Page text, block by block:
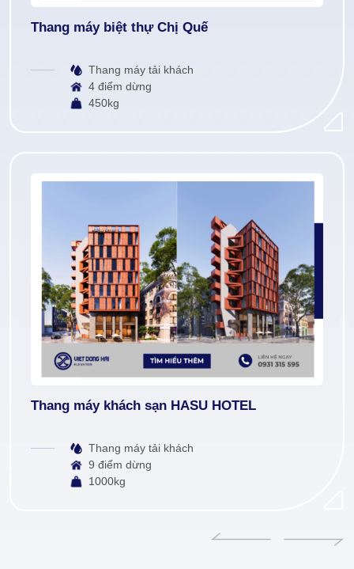
Thang máy biệt thự Chị Quế
Thang máy tải khách
4 điểm dừng
450kg
Thang máy khách sạn HASU HOTEL
Thang máy tải khách
9 điểm dừng
1000kg